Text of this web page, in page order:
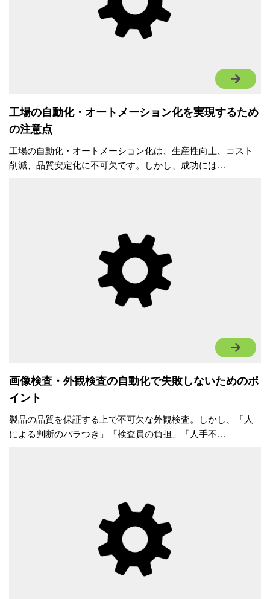
工場の自動化・オートメーション化を実現するため
の注意点
工場の自動化・オートメーション化は、生産性向上、コスト
削減、品質安定化に不可欠です。しかし、成功には…
画像検査・外観検査の自動化で失敗しないためのポ
イント
製品の品質を保証する上で不可欠な外観検査。しかし、「人
による判断のバラつき」「検査員の負担」「人手不…